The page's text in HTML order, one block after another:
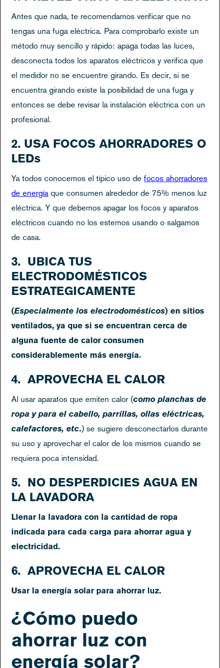
Antes que nada, te recomendamos verificar que no
tengas una fuga eléctrica. Para comprobarlo existe un
método muy sencillo y rápido: apaga todas las luces,
desconecta todos los aparatos eléctricos y verifica que
el medidor no se encuentre girando. Es decir, si se
encuentra girando existe la posibilidad de una fuga y
entonces se debe revisar la instalación eléctrica con un
profesional.
2. USA FOCOS AHORRADORES O
LEDs
Ya todos conocemos el típico uso defocos ahorradores
de energía que consumen alrededor de 75% menos luz
eléctrica. Y que debemos apagar los focos y aparatos
eléctricos cuando no los estemos usando o salgamos
de casa.
3. UBICA TUS
ELECTRODOMÉSTICOS
ESTRATEGICAMENTE
(Especialmente los electrodomésticos) en sitios
ventilados, ya que si se encuentran cerca de
alguna fuente de calor consumen
considerablemente más energía.
4. APROVECHA EL CALOR
Al usar aparatos que emiten calor (como planchas de
ropa y para el cabello, parrillas, ollas eléctricas,
calefactores, etc.) se sugiere desconectarlos durante
su uso y aprovechar el calor de los mismos cuando se
requiera poca intensidad.
5. NO DESPERDICIES AGUA EN
LA LAVADORA
Llenar la lavadora con la cantidad de ropa
indicada para cada carga para ahorrar agua y
electricidad.
6. APROVECHA EL CALOR
Usar la energía solar para ahorrar luz.
¿Cómo puedo
ahorrar luz con
energía solar?